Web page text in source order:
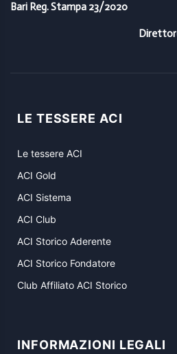
Bari Reg. Stampa 23/2020
LE TESSERE ACI
Le tessere ACI
ACI Gold
ACI Sistema
ACI Club
ACI Storico Aderente
ACI Storico Fondatore
Club Affiliato ACI Storico
INFORMAZIONI LEGALI